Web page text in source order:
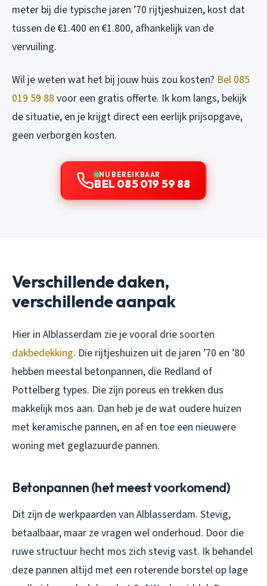
meter bij die typische jaren ’70 rijtjeshuizen, kost dat
tussen de €1.400 en €1.800, afhankelijk van de
vervuiling.
Wil je weten wat het bij jouw huis zou kosten? Bel 085
019 59 88voor een gratis offerte. Ik kom langs, bekijk
de situatie, en je krijgt direct een eerlijk prijsopgave,
geen verborgen kosten.
NU BEREIKBAAR
BEL 085 019 59 88
Verschillende daken,
verschillende aanpak
Hier in Alblasserdam zie je vooral drie soorten
dakbedekking. Die rijtjeshuizen uit de jaren ’70 en ’80
hebben meestal betonpannen, die Redland of
Pottelberg types. Die zijn poreus en trekken dus
makkelijk mos aan. Dan heb je de wat oudere huizen
met keramische pannen, en af en toe een nieuwere
woning met geglazuurde pannen.
Betonpannen (het meest voorkomend)
Dit zijn de werkpaarden van Alblasserdam. Stevig,
betaalbaar, maar ze vragen wel onderhoud. Door die
ruwe structuur hecht mos zich stevig vast. Ik behandel
deze pannen altijd met een roterende borstel op lage